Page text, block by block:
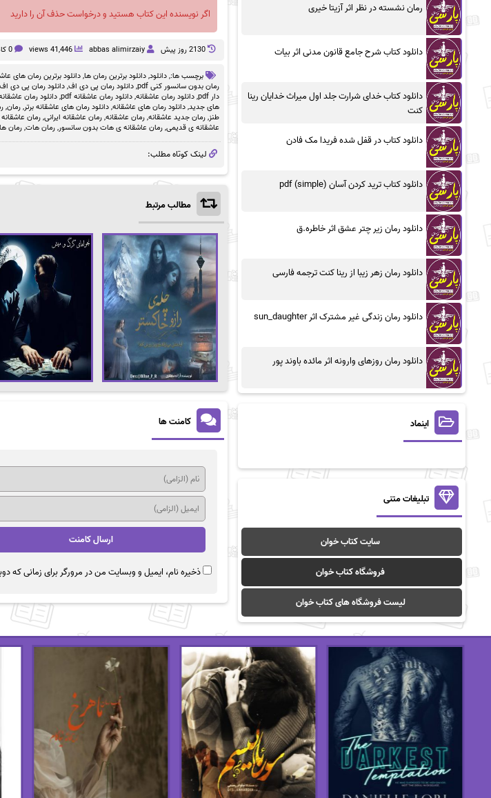
اگر نویسنده این کتاب هستید و درخواست حذف آن را دارید
2130 روز پيش abbas alimirzaiy
41,446 views 0 کامنت
برچسب ها:,دانلود,دانلود برترین رمان ها,دانلود برترین رمان های
رمان بدون سانسور کنی pdf
,دانلود رمان پی دی اف,دانلود رمان پی دی
دار pdf
,دانلود رمان عاشقانه,دانلود رمان عاشقانه pdf ,دانلود رمان
های جدید,دانلود رمان های عاشقانه,دانلود رمان های عاشقانه برتر,رمان,
طنز,رمان جدید عاشقانه,رمان عاشقانه,رمان عاشقانه ایرانی,رمان
عاشقانه ی قدیمی,رمان عاشقانه ی هات بدون سانسور,رمان هات,رمان
لینک کوتاه مطلب:
مطالب مرتبط
کامنت ها
ذخیره نام، ایمیل و وبسایت من در مرورگر برای زمانی که
رمان نشسته در نظر اثر آزیتا خیری
دانلود کتاب شرح جامع قانون مدنی اثر بیات
دانلود کتاب خدای شرارت جلد اول میراث خدایان رینا
کنت
دانلود کتاب در قفل شده فریدا مک فادن
دانلود کتاب ترید کردن آسان (simple) pdf
دانلود رمان زیر چتر عشق اثر خاطره.ق
دانلود رمان زهر زیبا از رینا کنت ترجمه فارسی
دانلود رمان زندگی غیر مشترک اثر sun_daughter
دانلود رمان روزهای وارونه اثر مائده باوند پور
اینماد
تبلیغات متنی
سایت کتاب خوان
فروشگاه کتاب خوان
لیست فروشگاه های کتاب خوان